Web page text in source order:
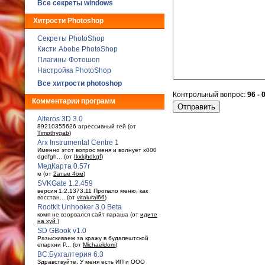
Все секреты windows
Хитрости Photoshop
Секреты PhotoShop
Кисти Abobe PhotoShop
Плагины Фотошоп
Настройка PhotoShop
Все хитрости photoshop
Комментарии программ
Alteros 3D 3.0
89210355626 агрессивный гей (от
Timothygab)
Arx Instrumental Centre 1
Именно этот вопрос меня и волнует x000
dgdfgh... (от Ikxkjhdkgf)
МедКарта 0.57r
м (от 2атьм 4ом)
SVKGate 1.2.459
версия 1.2.1373.11 Пропало меню, как
восстан... (от vitalural66)
Rootkit Unhooker 3.0 Beta
комп не взорвался сайт параша (от идите
на хуй )
SD GBook v1.0
Разыскиваем за кражу в будaпештской
епархии Р... (от Michaeldom)
ВС:Бухгалтерия 6.3
Здравствуйте. У меня есть ИП и ООО
Контрольный вопрос: 96 -